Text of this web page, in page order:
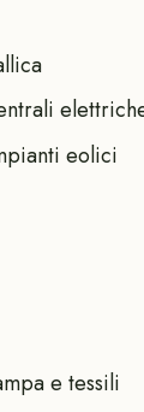
eolici
e tessili